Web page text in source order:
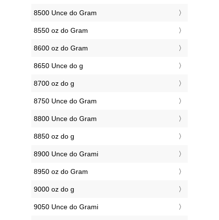
8500 Unce do Gram
8550 oz do Gram
8600 oz do Gram
8650 Unce do g
8700 oz do g
8750 Unce do Gram
8800 Unce do Gram
8850 oz do g
8900 Unce do Grami
8950 oz do Gram
9000 oz do g
9050 Unce do Grami